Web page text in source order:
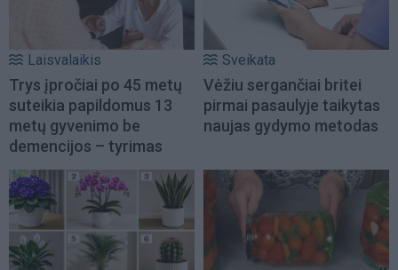
Laisvalaikis
Trys įpročiai po 45 metų
suteikia papildomus 13
metų gyvenimo be
demencijos – tyrimas
Sveikata
Vėžiu sergančiai britei
pirmai pasaulyje taikytas
naujas gydymo metodas